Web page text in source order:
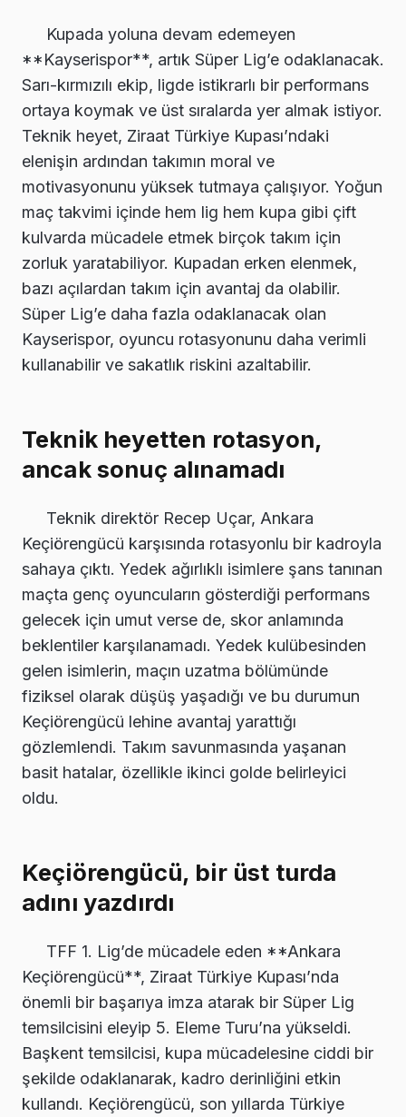
Kupada yoluna devam edemeyen
**Kayserispor**, artık Süper Lig’e odaklanacak.
Sarı-kırmızılı ekip, ligde istikrarlı bir performans
ortaya koymak ve üst sıralarda yer almak istiyor.
Teknik heyet, Ziraat Türkiye Kupası’ndaki
elenişin ardından takımın moral ve
motivasyonunu yüksek tutmaya çalışıyor. Yoğun
maç takvimi içinde hem lig hem kupa gibi çift
kulvarda mücadele etmek birçok takım için
zorluk yaratabiliyor. Kupadan erken elenmek,
bazı açılardan takım için avantaj da olabilir.
Süper Lig’e daha fazla odaklanacak olan
Kayserispor, oyuncu rotasyonunu daha verimli
kullanabilir ve sakatlık riskini azaltabilir.
Teknik heyetten rotasyon,
ancak sonuç alınamadı
Teknik direktör Recep Uçar, Ankara
Keçiörengücü karşısında rotasyonlu bir kadroyla
sahaya çıktı. Yedek ağırlıklı isimlere şans tanınan
maçta genç oyuncuların gösterdiği performans
gelecek için umut verse de, skor anlamında
beklentiler karşılanamadı. Yedek kulübesinden
gelen isimlerin, maçın uzatma bölümünde
fiziksel olarak düşüş yaşadığı ve bu durumun
Keçiörengücü lehine avantaj yarattığı
gözlemlendi. Takım savunmasında yaşanan
basit hatalar, özellikle ikinci golde belirleyici
oldu.
Keçiörengücü, bir üst turda
adını yazdırdı
TFF 1. Lig’de mücadele eden **Ankara
Keçiörengücü**, Ziraat Türkiye Kupası’nda
önemli bir başarıya imza atarak bir Süper Lig
temsilcisini eleyip 5. Eleme Turu’na yükseldi.
Başkent temsilcisi, kupa mücadelesine ciddi bir
şekilde odaklanarak, kadro derinliğini etkin
kullandı. Keçiörengücü, son yıllarda Türkiye